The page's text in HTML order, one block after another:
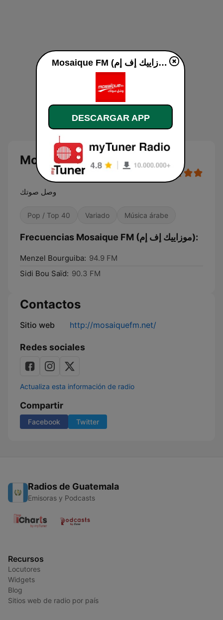
وصل صوتك
Pop / Top 40 Variado Música árabe
Frecuencias Mosaique FM (موزاييك إف إم):
Menzel Bourguiba: 94.9 FM
Sidi Bou Saïd: 90.3 FM
Contactos
Sitio web http://mosaiquefm.net/
Redes sociales
Actualiza esta información de radio
Compartir
Facebook Twitter
Radios de Guatemala
Emisoras y Podcasts
Recursos
Locutores
Widgets
Blog
Sitios web de radio por país
Mosaique FM (موزاييك إف إم) en línea
DESCARGAR APP